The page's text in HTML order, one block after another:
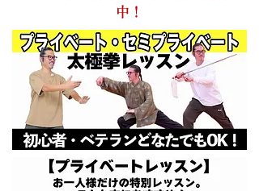
中！